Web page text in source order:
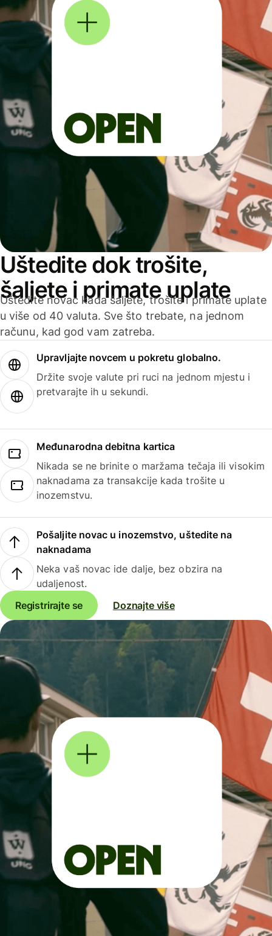
Uštedite dok trošite,
šaljete i primate uplate
Uštedite novac kada šaljete, trošite i primate uplate
u više od 40 valuta. Sve što trebate, na jednom
računu, kad god vam zatreba.
Upravljajte novcem u pokretu globalno.
Držite svoje valute pri ruci na jednom mjestu i
pretvarajte ih u sekundi.
Međunarodna debitna kartica
Nikada se ne brinite o maržama tečaja ili visokim
naknadama za transakcije kada trošite u
inozemstvu.
Pošaljite novac u inozemstvo, uštedite na
naknadama
Neka vaš novac ide dalje, bez obzira na
udaljenost.
Registrirajte se
Doznajte više